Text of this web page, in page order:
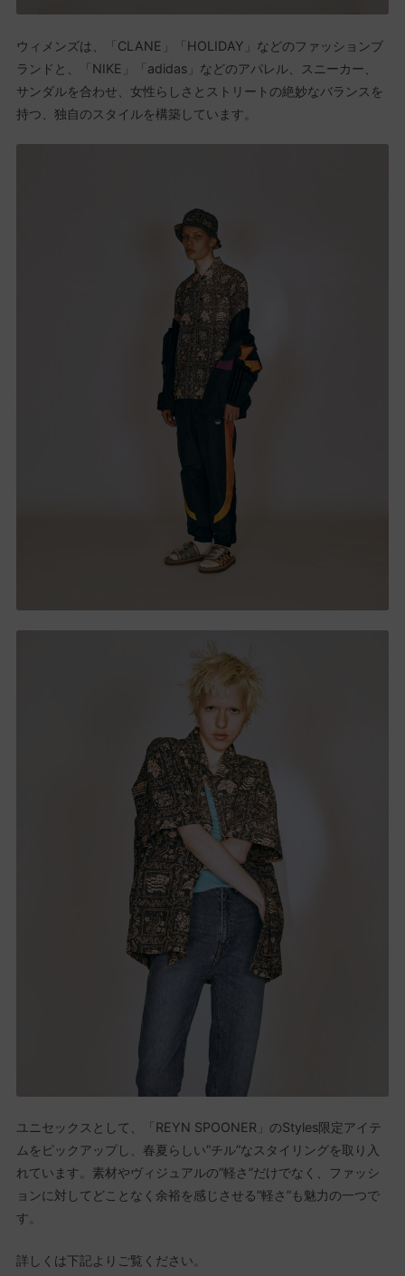
ウィメンズは、「CLANE」「HOLIDAY」などのファッションブ
ランドと、「NIKE」「adidas」などのアパレル、スニーカー、
サンダルを合わせ、女性らしさとストリートの絶妙なバランスを
持つ、独自のスタイルを構築しています。
ユニセックスとして、「REYN SPOONER」のStyles限定アイテ
ムをピックアップし、春夏らしい“チル”なスタイリングを取り入
れています。素材やヴィジュアルの”軽さ”だけでなく、ファッシ
ョンに対してどことなく余裕を感じさせる”軽さ”も魅力の一つで
す。
詳しくは下記よりご覧ください。